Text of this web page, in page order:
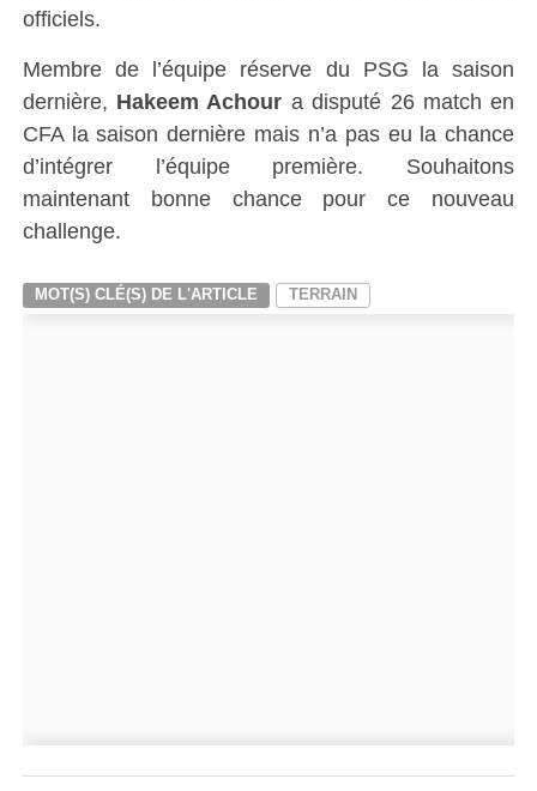
officiels.
Membre de l’équipe réserve du PSG la saison
dernière, Hakeem Achour a disputé 26 match en
CFA la saison dernière mais n’a pas eu la chance
d’intégrer l’équipe première. Souhaitons
maintenant bonne chance pour ce nouveau
challenge.
MOT(S) CLÉ(S) DE L'ARTICLE TERRAIN